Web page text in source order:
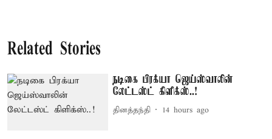
Related Stories
நடிகை பிரக்யா ஜெய்ஸ்வாலின்
லேட்டஸ்ட் கிளிக்ஸ்..!
தினத்தந்தி 14 hours ago